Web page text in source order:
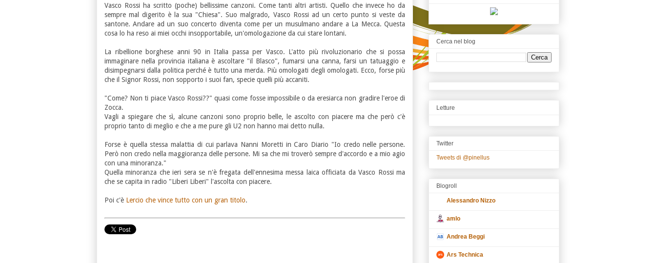
Vasco Rossi ha scritto (poche) bellissime canzoni. Come tanti altri artisti. Quello che invece ho da
sempre mal digerito è la sua "Chiesa". Suo malgrado, Vasco Rossi ad un certo punto si veste da
santone. Andare ad un suo concerto diventa come per un musulmano andare a La Mecca. Questa
cosa lo ha reso ai miei occhi insopportabile, un'omologazione da cui stare lontani.
La ribellione borghese anni 90 in Italia passa per Vasco. L'atto più rivoluzionario che si possa
immaginare nella provincia italiana è ascoltare "il Blasco", fumarsi una canna, farsi un tatuaggio e
disimpegnarsi dalla politica perché è tutto una merda. Più omologati degli omologati. Ecco, forse più
che il Signor Rossi, non sopporto i suoi fan, specie quelli più accaniti.
"Come? Non ti piace Vasco Rossi??" quasi come fosse impossibile o da eresiarca non gradire l'eroe di
Zocca.
Vagli a spiegare che sì, alcune canzoni sono proprio belle, le ascolto con piacere ma che però c'è
proprio tanto di meglio e che a me pure gli U2 non hanno mai detto nulla.
Forse è quella stessa malattia di cui parlava Nanni Moretti in Caro Diario "Io credo nelle persone.
Però non credo nella maggioranza delle persone. Mi sa che mi troverò sempre d'accordo e a mio agio
con una minoranza."
Quella minoranza che ieri sera se n'è fregata dell'ennesima messa laica officiata da Vasco Rossi ma
che se capita in radio "Liberi Liberi" l'ascolta con piacere.
Poi c'è Lercio che vince tutto con un gran titolo.
Cerca nel blog
Letture
Twitter
Tweets di @pinellus
Blogroll
Alessandro Nizzo
amlo
Andrea Beggi
Ars Technica